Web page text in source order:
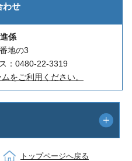
わせ
係
地の3
：0480-22-3319
をご利用ください。
トップページへ戻る